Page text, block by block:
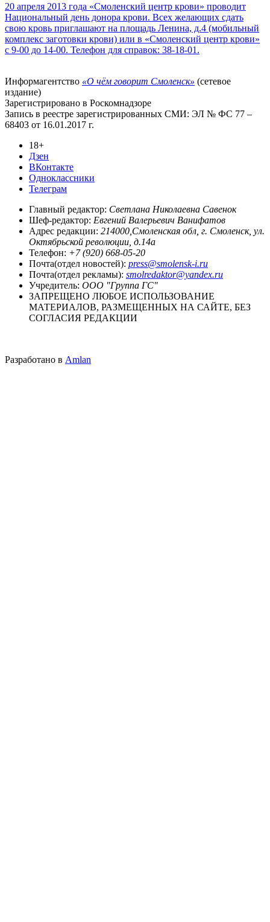
20 апреля 2013 года «Смоленский центр крови» проводит
Национальный день донора крови. Всех желающих сдать
свою кровь приглашают на площадь Ленина, д.4 (мобильный
комплекс заготовки крови) или в «Смоленский центр крови»
с 9-00 до 14-00. Телефон для справок: 38-18-01.
Информагентство «О чём говорит Смоленск» (сетевое
издание)
Зарегистрировано в Роскомнадзоре
Запись в реестре зарегистрированных СМИ: ЭЛ № ФС 77 –
68403 от 16.01.2017 г.
18+
Дзен
ВКонтакте
Одноклассники
Телеграм
Главный редактор: Светлана Николаевна Савенок
Шеф-редактор: Евгений Валерьевич Ванифатов
Адрес редакции: 214000,Смоленская обл, г. Смоленск, ул.
Октябрьской революции, д.14а
Телефон: +7 (920) 668-05-20
Почта(отдел новостей): press@smolensk-i.ru
Почта(отдел рекламы): smolredaktor@yandex.ru
Учредитель: ООО "Группа ГС"
ЗАПРЕЩЕНО ЛЮБОЕ ИСПОЛЬЗОВАНИЕ
МАТЕРИАЛОВ, РАЗМЕЩЕННЫХ НА САЙТЕ, БЕЗ
СОГЛАСИЯ РЕДАКЦИИ
Разработано в Amlan